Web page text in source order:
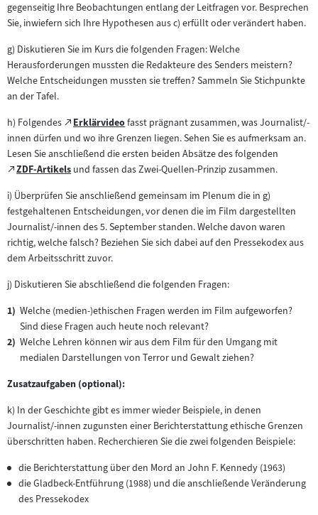
gegenseitig Ihre Beobachtungen entlang der Leitfragen vor. Besprechen
Sie, inwiefern sich Ihre Hypothesen aus c) erfüllt oder verändert haben.
g) Diskutieren Sie im Kurs die folgenden Fragen: Welche
Herausforderungen mussten die Redakteure des Senders meistern?
Welche Entscheidungen mussten sie treffen? Sammeln Sie Stichpunkte
an der Tafel.
h) Folgendes
Zum
externen
Inhalt:
Erklärvideo
(öffnet
im
neuen
Tab)
fasst prägnant zusammen, was Journalist/-
innen dürfen und wo ihre Grenzen liegen. Sehen Sie es aufmerksam an.
Lesen Sie anschließend die ersten beiden Absätze des folgenden
Zum
Inhalt:
ZDF-Artikels
(öffnet
im
neuen
Tab)
und fassen das Zwei-Quellen-Prinzip zusammen.
i) Überprüfen Sie anschließend gemeinsam im Plenum die in g)
festgehaltenen Entscheidungen, vor denen die im Film dargestellten
Journalist/-innen des 5. September standen. Welche davon waren
richtig, welche falsch? Beziehen Sie sich dabei auf den Pressekodex aus
dem Arbeitsschritt zuvor.
j) Diskutieren Sie abschließend die folgenden Fragen:
Welche (medien-)ethischen Fragen werden im Film aufgeworfen?
Sind diese Fragen auch heute noch relevant?
Welche Lehren können wir aus dem Film für den Umgang mit
medialen Darstellungen von Terror und Gewalt ziehen?
Zusatzaufgaben (optional):
k) In der Geschichte gibt es immer wieder Beispiele, in denen
Journalist/-innen zugunsten einer Berichterstattung ethische Grenzen
überschritten haben. Recherchieren Sie die zwei folgenden Beispiele:
die Berichterstattung über den Mord an John F. Kennedy (1963)
die Gladbeck-Entführung (1988) und die anschließende Veränderung
des Pressekodex